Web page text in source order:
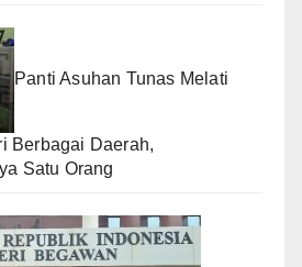
Panti Asuhan Tunas Melati
Berbagai Daerah,
Satu Orang